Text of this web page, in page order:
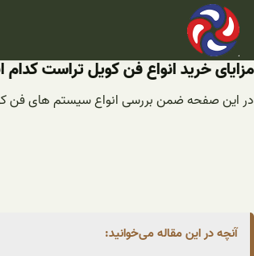
رفتن
محتوا
مزایای خرید انواع فن کویل تراست کدام
در این صفحه ضمن بررسی انواع سیستم های فن
آنچه در این مقاله می‌خوانید: